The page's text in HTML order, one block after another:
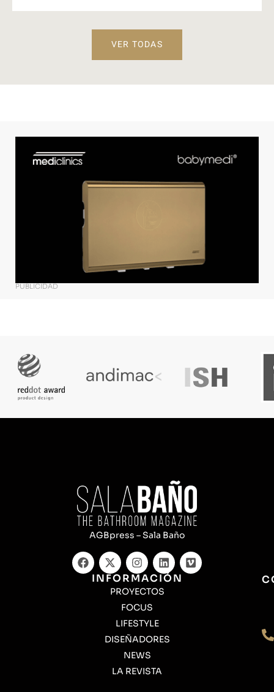
VER TODAS
PUBLICIDAD
AGBpress – Sala Baño
INFORMACIÓN
PROYECTOS
FOCUS
LIFESTYLE
DISEÑADORES
NEWS
LA REVISTA